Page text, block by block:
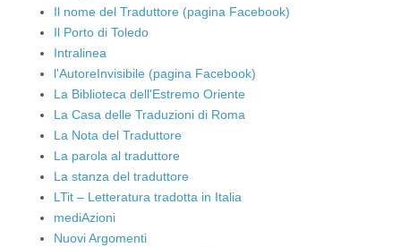
Il nome del Traduttore (pagina Facebook)
Il Porto di Toledo
Intralinea
l'AutoreInvisibile (pagina Facebook)
La Biblioteca dell'Estremo Oriente
La Casa delle Traduzioni di Roma
La Nota del Traduttore
La parola al traduttore
La stanza del traduttore
LTit – Letteratura tradotta in Italia
mediAzioni
Nuovi Argomenti